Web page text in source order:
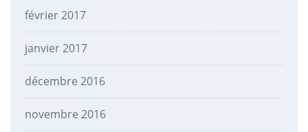
février 2017
janvier 2017
décembre 2016
novembre 2016